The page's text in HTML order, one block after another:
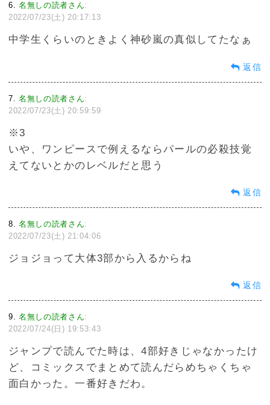
6 名無しの読者さん:
2022/07/23(土) 20:17:13
中学生くらいのときよく神砂嵐の真似してたなぁ
返信
7 名無しの読者さん:
2022/07/23(土) 20:59:59
※3
いや、ワンピースで例えるならパールの必殺技覚
えてないとかのレベルだと思う
返信
8 名無しの読者さん:
2022/07/23(土) 21:04:06
ジョジョって大体3部から入るからね
返信
9 名無しの読者さん:
2022/07/24(日) 19:53:43
ジャンプで読んでた時は、4部好きじゃなかったけ
ど、コミックスでまとめて読んだらめちゃくちゃ
面白かった。一番好きだわ。